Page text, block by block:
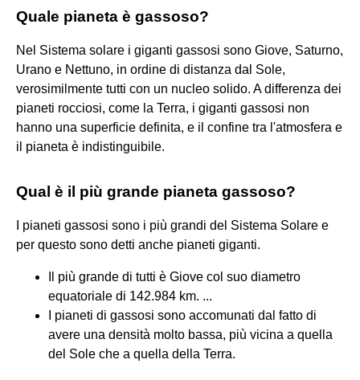
Quale pianeta è gassoso?
Nel Sistema solare i giganti gassosi sono Giove, Saturno,
Urano e Nettuno, in ordine di distanza dal Sole,
verosimilmente tutti con un nucleo solido. A differenza dei
pianeti rocciosi, come la Terra, i giganti gassosi non
hanno una superficie definita, e il confine tra l'atmosfera e
il pianeta è indistinguibile.
Qual è il più grande pianeta gassoso?
I pianeti gassosi sono i più grandi del Sistema Solare e
per questo sono detti anche pianeti giganti.
Il più grande di tutti è Giove col suo diametro
equatoriale di 142.984 km. ...
I pianeti di gassosi sono accomunati dal fatto di
avere una densità molto bassa, più vicina a quella
del Sole che a quella della Terra.